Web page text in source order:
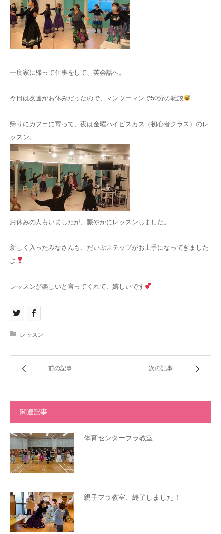
一度家に帰って仕事をして、英会話へ。
今日は友達がお休みだったので、マンツーマンで50分の雑談
帰りにカフェに寄って、夜は金曜ハイビスカス（初心者クラス）のレ
ッスン。
お休みの人もいましたが、賑やかにレッスンしました。
新しく入ったみなさんも、だいぶステップがお上手になってきました
よ
レッスンが楽しいと言ってくれて、嬉しいです
レッスン
前の記事 次の記事
関連記事
体育センターフラ教室
親子フラ教室、終了しました！